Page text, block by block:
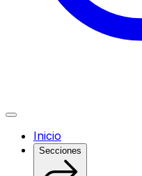
Inicio
Secciones